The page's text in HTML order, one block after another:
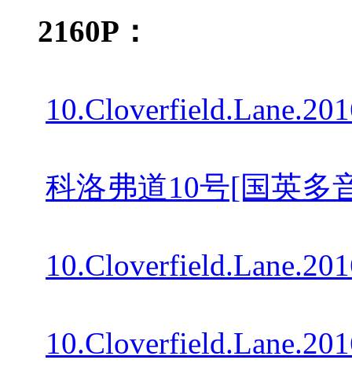
2160P：
科洛弗道10号[国英多